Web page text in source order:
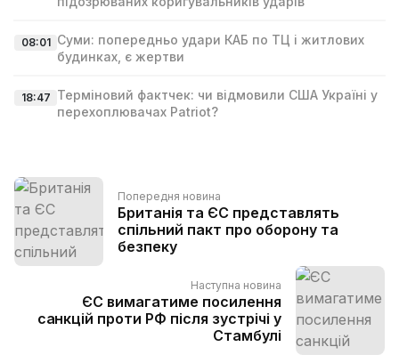
08:01 Суми: попередньо удари КАБ по ТЦ і житлових
будинках, є жертви
18:47 Терміновий фактчек: чи відмовили США Україні у
перехоплювачах Patriot?
Попередня новина
Британія та ЄС представлять
спільний пакт про оборону та
безпеку
Наступна новина
ЄС вимагатиме посилення
санкцій проти РФ після зустрічі у
Стамбулі